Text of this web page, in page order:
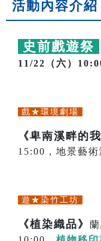
活動內容介紹
史前戲遊祭
11/22（六）
戲★環境劇場
《卑南溪畔的我
15:00，地景藝
遊★染竹工坊
《植染織品》